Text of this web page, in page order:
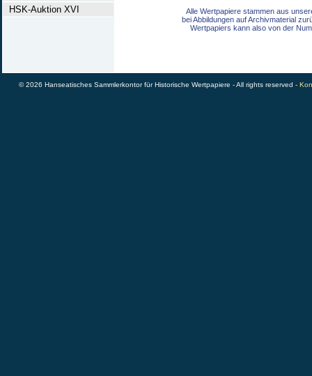
HSK-Auktion XVI
Alle Wertpapiere stammen aus
bei Abbildungen auf Archivmaterial
Wertpapiers kann also von der
© 2026 Hanseatisches Sammlerkontor für Historische Wertpapiere - All rights reserved -